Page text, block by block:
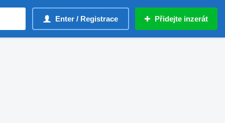
Enter / Registrace Přidejte inzerát